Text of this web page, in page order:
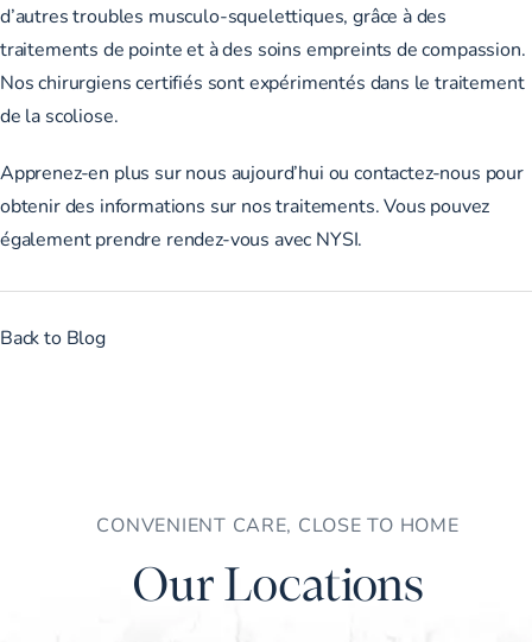
d’autres troubles musculo-squelettiques, grâce à des
traitements de pointe et à des soins empreints de compassion.
Nos chirurgiens certifiés sont expérimentés dans le traitement
de la scoliose.
Apprenez-en plus sur nous aujourd’hui oucontactez-nous pour
obtenir des informations sur nos traitements. Vous pouvez
égalementprendre rendez-vous avec NYSI.
Back to Blog
CONVENIENT CARE, CLOSE TO HOME
Our Locations